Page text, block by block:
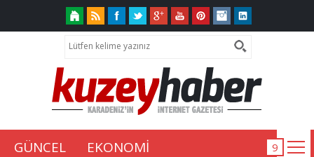
GÜNCEL EKONOMİ